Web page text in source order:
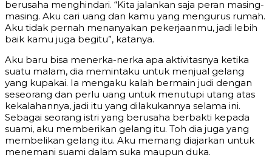
berusaha menghindari. “Kita jalankan saja peran masing-
masing. Aku cari uang dan kamu yang mengurus rumah.
Aku tidak pernah menanyakan pekerjaanmu, jadi lebih
baik kamu juga begitu”, katanya.
Aku baru bisa menerka-nerka apa aktivitasnya ketika
suatu malam, dia memintaku untuk menjual gelang
yang kupakai. Ia mengaku kalah bermain judi dengan
seseorang dan perlu uang untuk menutupi utang atas
kekalahannya, jadi itu yang dilakukannya selama ini.
Sebagai seorang istri yang berusaha berbakti kepada
suami, aku memberikan gelang itu. Toh dia juga yang
membelikan gelang itu. Aku memang diajarkan untuk
menemani suami dalam suka maupun duka.